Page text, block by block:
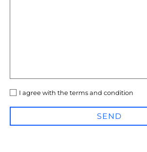
I agree with theterms and condition